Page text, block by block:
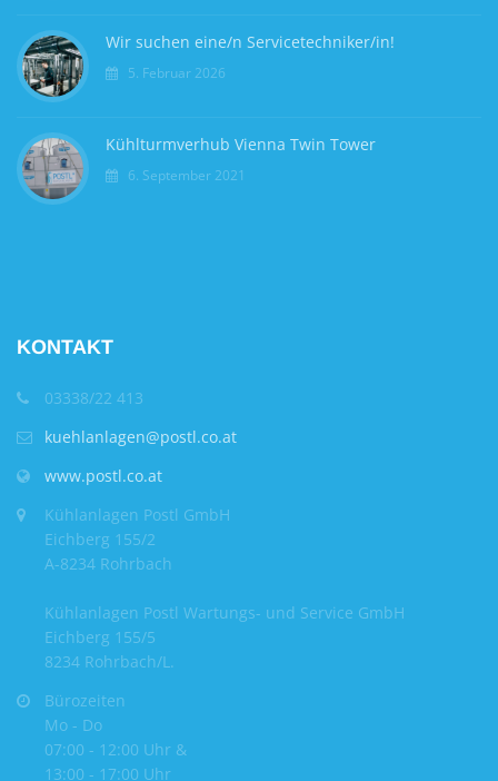
Wir suchen eine/n Servicetechniker/in!
5. Februar 2026
Kühlturmverhub Vienna Twin Tower
6. September 2021
KONTAKT
03338/22 413
kuehlanlagen@postl.co.at
www.postl.co.at
Kühlanlagen Postl GmbH
Eichberg 155/2
A-8234 Rohrbach
Kühlanlagen Postl Wartungs- und Service GmbH
Eichberg 155/5
8234 Rohrbach/L.
Bürozeiten
Mo - Do
07:00 - 12:00 Uhr &
13:00 - 17:00 Uhr